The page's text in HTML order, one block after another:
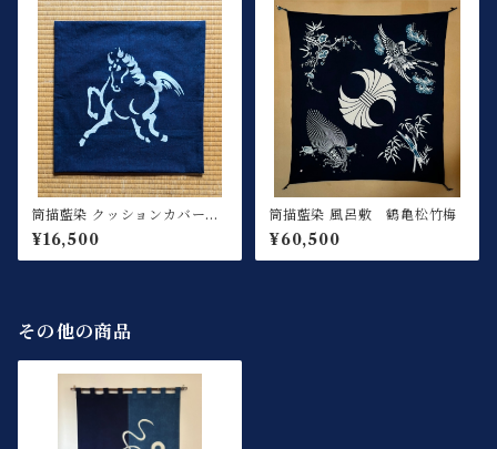
筒描藍染 クッションカバー
馬
¥16,500
筒描藍染 風呂敷 鶴亀松竹梅
¥60,500
その他の商品